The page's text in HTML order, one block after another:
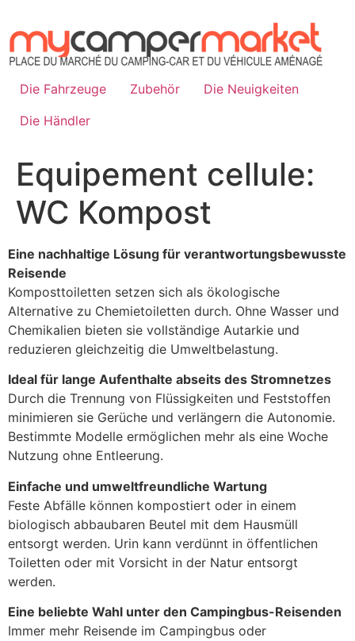
Inhalt
springen
Die Fahrzeuge Zubehör
Die Neuigkeiten
Die Händler
Equipement cellule:
WC Kompost
Eine nachhaltige Lösung für verantwortungsbewusste
Reisende
Komposttoiletten setzen sich als ökologische
Alternative zu Chemietoiletten durch. Ohne Wasser und
Chemikalien bieten sie vollständige Autarkie und
reduzieren gleichzeitig die Umweltbelastung.
Ideal für lange Aufenthalte abseits des Stromnetzes
Durch die Trennung von Flüssigkeiten und Feststoffen
minimieren sie Gerüche und verlängern die Autonomie.
Bestimmte Modelle ermöglichen mehr als eine Woche
Nutzung ohne Entleerung.
Einfache und umweltfreundliche Wartung
Feste Abfälle können kompostiert oder in einem
biologisch abbaubaren Beutel mit dem Hausmüll
entsorgt werden. Urin kann verdünnt in öffentlichen
Toiletten oder mit Vorsicht in der Natur entsorgt
werden.
Eine beliebte Wahl unter den Campingbus-Reisenden
Immer mehr Reisende im Campingbus oder